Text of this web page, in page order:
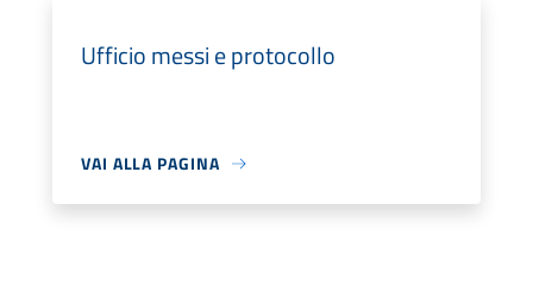
Ufficio messi e protocollo
VAI ALLA PAGINA